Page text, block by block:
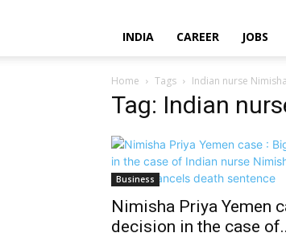
INDIA CAREER JOBS
Home Tags Indian nurse
Tag: Indian
Business
Nimisha Priya Yemen
decision in the case